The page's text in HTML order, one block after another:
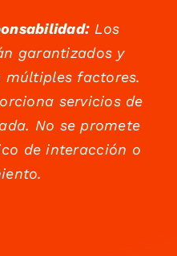
Los
garantizados y
múltiples factores.
servicios de
No se promete
de interacción o